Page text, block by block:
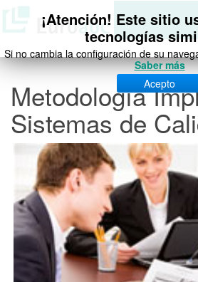
Metodología
Sistemas de
¡Atención! Este sitio
tecnologías
Si no cambia la configuración de su
Saber más
Acepto